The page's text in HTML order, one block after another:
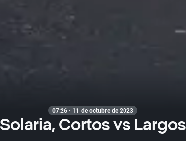
07:26 · 11 de octubre de 2023
Solaria, Cortos vs Largos